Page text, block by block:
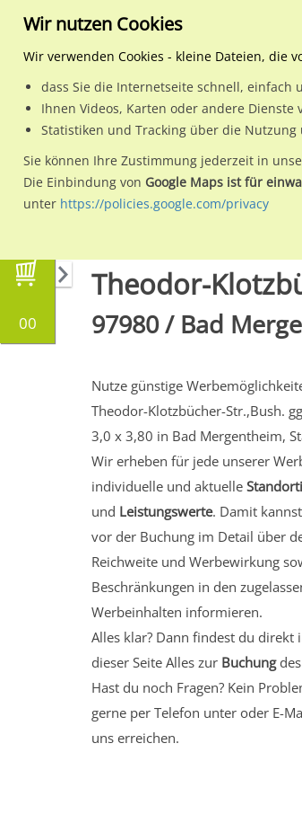
Wähle den Werbestandort:
00
Theodor-
97980 / Bad
Nutze günstige
Theodor-Klotzbücher-Str.,Bush.
3,0 x 3,80 in Bad Mergentheim,
Wir erheben für jede unserer
individuelle und aktuelle
und Leistungswerte. Damit
vor der Buchung im Detail über
Reichweite und Werbewirkung
Beschränkungen in den
Werbeinhalten informieren.
Alles klar? Dann findest du direkt
dieser Seite Alles zur Buchungdes
Hast du noch Fragen? Kein
gerne per Telefon unter oder E-
uns erreichen.
Wir nutzen Cookies
Wir verwenden Cookies - kleine Dateien, die
dass Sie die Internetseite schnell, einfach
Ihnen Videos, Karten oder andere
Statistiken und Tracking über die
Sie können Ihre Zustimmung jederzeit in
Die Einbindung von Google Maps ist für
unter https://policies.google.com/privacy